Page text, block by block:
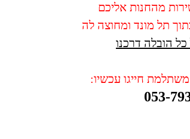
מהחנות אליכם
תל מונד ומחוצה לה
הובלה דרכנו
חייגו עכשיו:
053-